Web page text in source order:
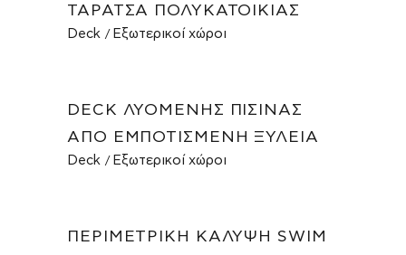
ΤΑΡΆΤΣΑ ΠΟΛΥΚΑΤΟΙΚΊΑΣ
Deck Εξωτερικοί χώροι
DECK ΛΥΌΜΕΝΗΣ ΠΙΣΊΝΑΣ
ΑΠΌ ΕΜΠΟΤΙΣΜΈΝΗ ΞΥΛΕΊΑ
Deck Εξωτερικοί χώροι
ΠΕΡΙΜΕΤΡΙΚΉ ΚΆΛΥΨΗ SWIM